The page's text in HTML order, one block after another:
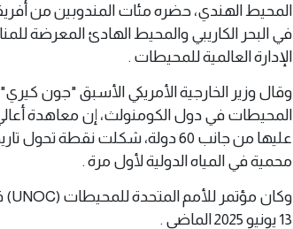
المحيط الهندي، حضره مئات المندوبين من
في البحر الكاريبي والمحيط الهادئ المعرضة
الإدارة العالمية للمحيطات .
وقال وزير الخارجية الأمريكي الأسبق "جون
المحيطات في دول الكومنولث، إن معاهدة أعالي
عليها من جانب 60 دولة، شكلت
محمية في المياه الدولية لأول مرة .
13 يونيو 2025 الماضي .